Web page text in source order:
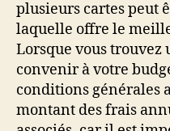
plusieurs cartes peut
laquelle offre le
Lorsque vous trouvez
convenir à votre
conditions générales
montant des frais